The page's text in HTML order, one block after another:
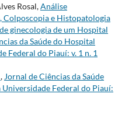
Rosal,Análise
e Histopatologia
ginecologia de um Hospital
da Saúde do Hospital
Federal do Piauí: v. 1 n. 1
, Jornal de Ciências da Saúde
Federal do Piauí: